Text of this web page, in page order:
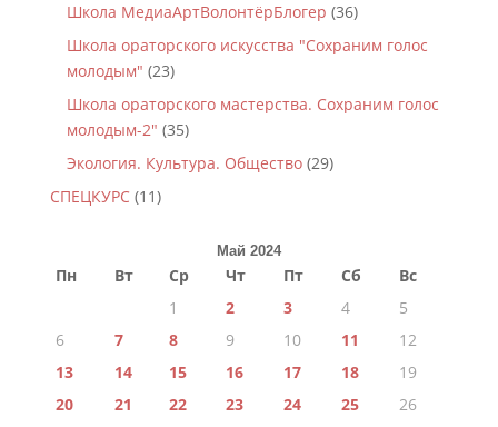
Школа МедиаАртВолонтёрБлогер (36)
Школа ораторского искусства "Сохраним голос
молодым" (23)
Школа ораторского мастерства. Сохраним голос
молодым-2" (35)
Экология. Культура. Общество(29)
СПЕЦКУРС(11)
Май 2024
Пн Вт Ср Чт Пт Сб
Вс
1
2 3 4
5
6
7 8 9 10 11
12
13
14 15 16 17 18
19
20
21 22 23 24 25
26